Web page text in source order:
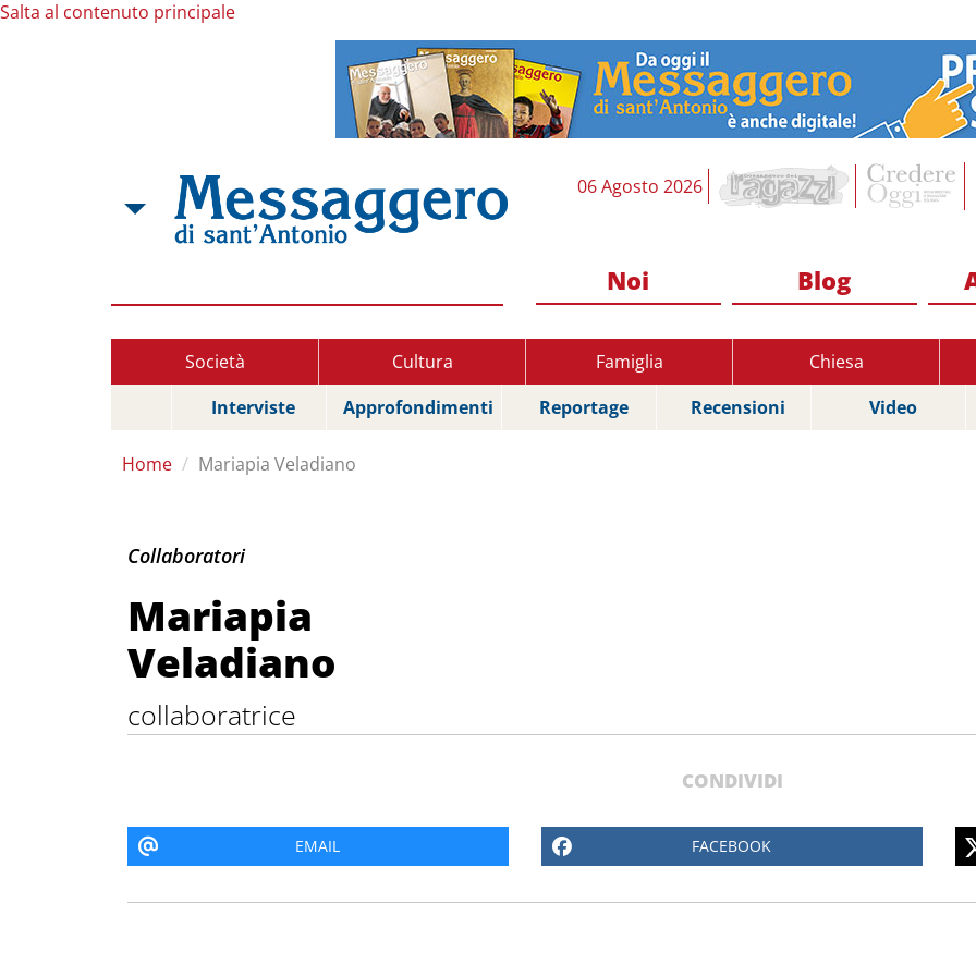
Salta al contenuto principale
06 Agosto 2026
Noi Blog
Società Cultura Famiglia
Chiesa
Interviste
Approfondimenti Reportage Recensioni Video
Home Mariapia Veladiano
Mariapia Veladiano
Collaboratori
Mariapia
Veladiano
collaboratrice
CONDIVIDI
EMAIL FACEBOOK